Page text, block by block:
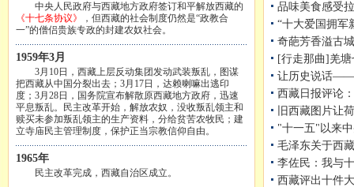
中央人民政府与西藏地方政府签订和平解放西藏的
《十七条协议》
，但西藏的社会制度仍然是“政教合
一”的僧侣贵族专政的封建农奴社会。
1959年3月
3月10日，西藏上层反动集团发动武装叛乱，图谋
把西藏从中国分裂出去；3月17日，达赖喇嘛出逃印
度；3月28日，国务院宣布解散原西藏地方政府，迅速
平息叛乱。民主改革开始，解放农奴，没收叛乱领主和
赎买未参加叛乱领主的生产资料，分给贫苦农牧民；建
立寺庙民主管理制度，保护正当宗教信仰自由。
1965年
民主改革完成，西藏自治区成立。
品味美食感受
“十大爱国拥军
奇葩芳香溢古
[行走那曲]羌
让历史说话
西藏日报评论
旧西藏图片让
"十一五"以来
毛泽东关于西
李佐民：我与
西藏评出十件